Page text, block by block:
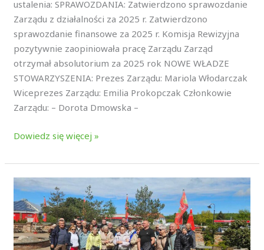
ustalenia: SPRAWOZDANIA: Zatwierdzono sprawozdanie
Zarządu z działalności za 2025 r. Zatwierdzono
sprawozdanie finansowe za 2025 r. Komisja Rewizyjna
pozytywnie zaopiniowała pracę Zarządu Zarząd
otrzymał absolutorium za 2025 rok NOWE WŁADZE
STOWARZYSZENIA: Prezes Zarządu: Mariola Włodarczak
Wiceprezes Zarządu: Emilia Prokopczak Członkowie
Zarządu: – Dorota Dmowska –
Dowiedz się więcej »
Wiosenny
pobyt
rehabilitacyjny
w
Świnoujściu